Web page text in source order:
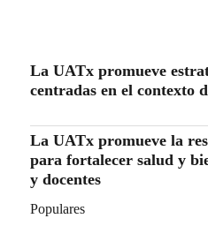
La UATx promueve
centradas en el contexto
La UATx promueve la
para fortalecer salud y
y docentes
Populares